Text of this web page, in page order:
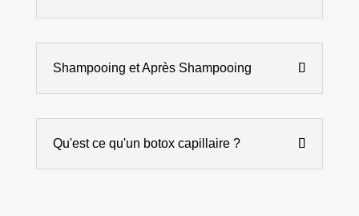
Shampooing et Après Shampooing
Qu'est ce qu'un botox capillaire ?